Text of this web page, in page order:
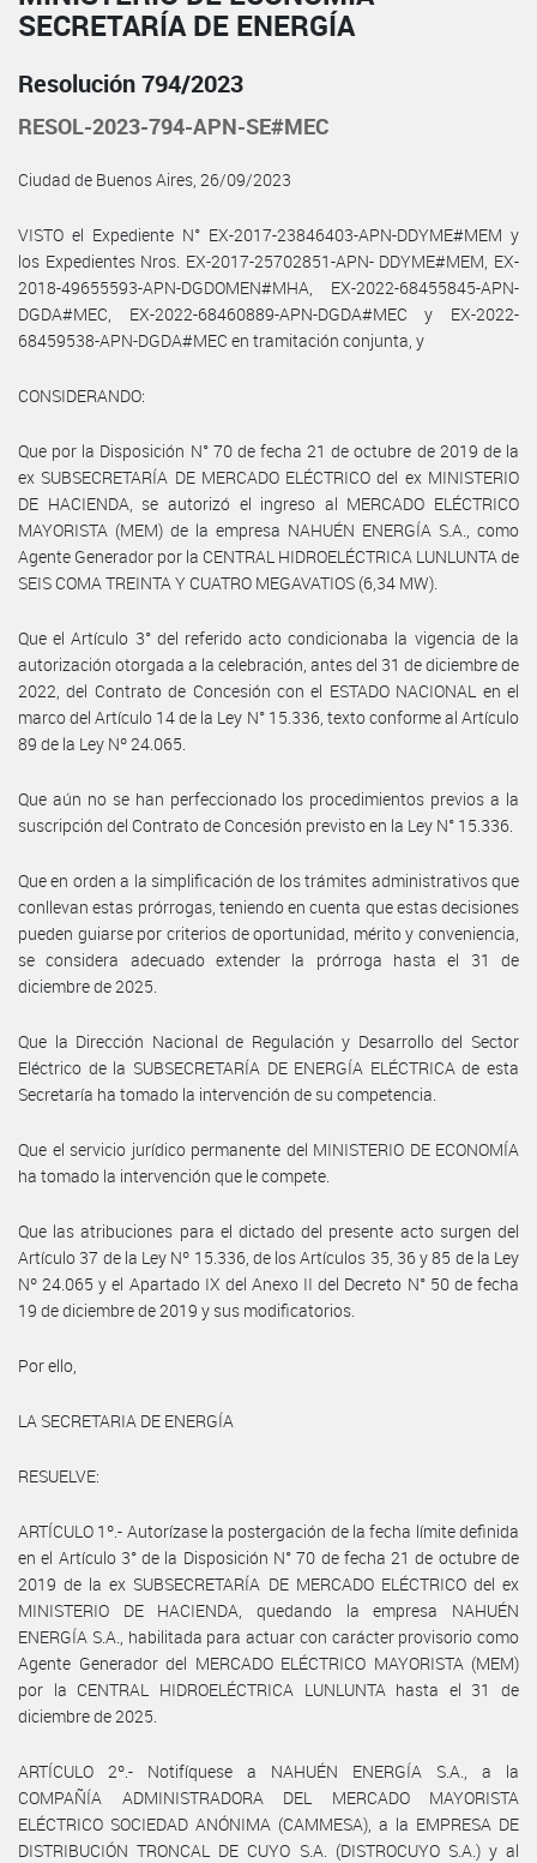
SECRETARÍA DE ENERGÍA
Resolución 794/2023
RESOL-2023-794-APN-SE#MEC
Ciudad de Buenos Aires, 26/09/2023
VISTO el Expediente N° EX-2017-23846403-APN-DDYME#MEM y
los Expedientes Nros. EX-2017-25702851-APN- DDYME#MEM, EX-
2018-49655593-APN-DGDOMEN#MHA, EX-2022-68455845-APN-
DGDA#MEC, EX-2022-68460889-APN-DGDA#MEC y EX-2022-
68459538-APN-DGDA#MEC en tramitación conjunta, y
CONSIDERANDO:
Que por la Disposición N° 70 de fecha 21 de octubre de 2019 de la
ex SUBSECRETARÍA DE MERCADO ELÉCTRICO del ex MINISTERIO
DE HACIENDA, se autorizó el ingreso al MERCADO ELÉCTRICO
MAYORISTA (MEM) de la empresa NAHUÉN ENERGÍA S.A., como
Agente Generador por la CENTRAL HIDROELÉCTRICA LUNLUNTA de
SEIS COMA TREINTA Y CUATRO MEGAVATIOS (6,34 MW).
Que el Artículo 3° del referido acto condicionaba la vigencia de la
autorización otorgada a la celebración, antes del 31 de diciembre de
2022, del Contrato de Concesión con el ESTADO NACIONAL en el
marco del Artículo 14 de la Ley N° 15.336, texto conforme al Artículo
89 de la Ley Nº 24.065.
Que aún no se han perfeccionado los procedimientos previos a la
suscripción del Contrato de Concesión previsto en la Ley N° 15.336.
Que en orden a la simplificación de los trámites administrativos que
conllevan estas prórrogas, teniendo en cuenta que estas decisiones
pueden guiarse por criterios de oportunidad, mérito y conveniencia,
se considera adecuado extender la prórroga hasta el 31 de
diciembre de 2025.
Que la Dirección Nacional de Regulación y Desarrollo del Sector
Eléctrico de la SUBSECRETARÍA DE ENERGÍA ELÉCTRICA de esta
Secretaría ha tomado la intervención de su competencia.
Que el servicio jurídico permanente del MINISTERIO DE ECONOMÍA
ha tomado la intervención que le compete.
Que las atribuciones para el dictado del presente acto surgen del
Artículo 37 de la Ley Nº 15.336, de los Artículos 35, 36 y 85 de la Ley
Nº 24.065 y el Apartado IX del Anexo II del Decreto N° 50 de fecha
19 de diciembre de 2019 y sus modificatorios.
Por ello,
LA SECRETARIA DE ENERGÍA
RESUELVE:
ARTÍCULO 1º.- Autorízase la postergación de la fecha límite definida
en el Artículo 3° de la Disposición N° 70 de fecha 21 de octubre de
2019 de la ex SUBSECRETARÍA DE MERCADO ELÉCTRICO del ex
MINISTERIO DE HACIENDA, quedando la empresa NAHUÉN
ENERGÍA S.A., habilitada para actuar con carácter provisorio como
Agente Generador del MERCADO ELÉCTRICO MAYORISTA (MEM)
por la CENTRAL HIDROELÉCTRICA LUNLUNTA hasta el 31 de
diciembre de 2025.
ARTÍCULO 2º.- Notifíquese a NAHUÉN ENERGÍA S.A., a la
COMPAÑÍA ADMINISTRADORA DEL MERCADO MAYORISTA
ELÉCTRICO SOCIEDAD ANÓNIMA (CAMMESA), a la EMPRESA DE
DISTRIBUCIÓN TRONCAL DE CUYO S.A. (DISTROCUYO S.A.) y al